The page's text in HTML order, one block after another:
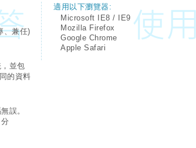
、兼任)
並包
的資料
誤。
適用以下瀏覽器:
Microsoft IE8 / IE9
Mozilla Firefox
Google Chrome
Apple Safari